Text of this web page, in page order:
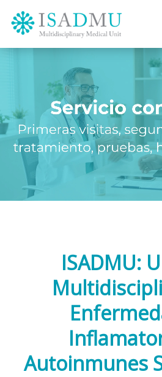
ISADMU:
Autoinmunes